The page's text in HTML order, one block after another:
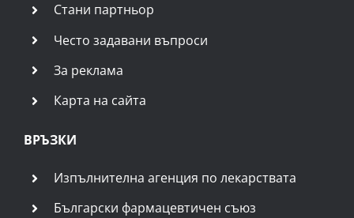
Стани партньор
Често задавани въпроси
За реклама
Карта на сайта
ВРЪЗКИ
Изпълнителна агенция по лекарствата
Български фармацевтичен съюз